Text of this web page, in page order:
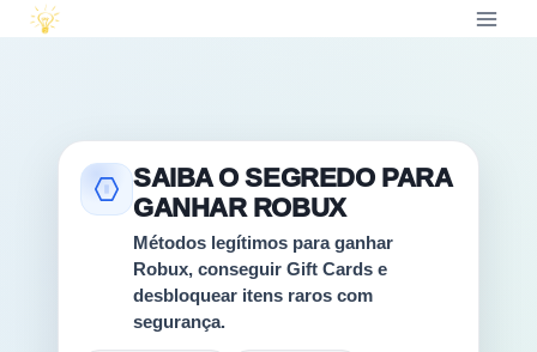
SAIBA O SEGREDO PARA
GANHAR ROBUX
Métodos legítimos para ganhar
Robux, conseguir Gift Cards e
desbloquear itens raros com
segurança.